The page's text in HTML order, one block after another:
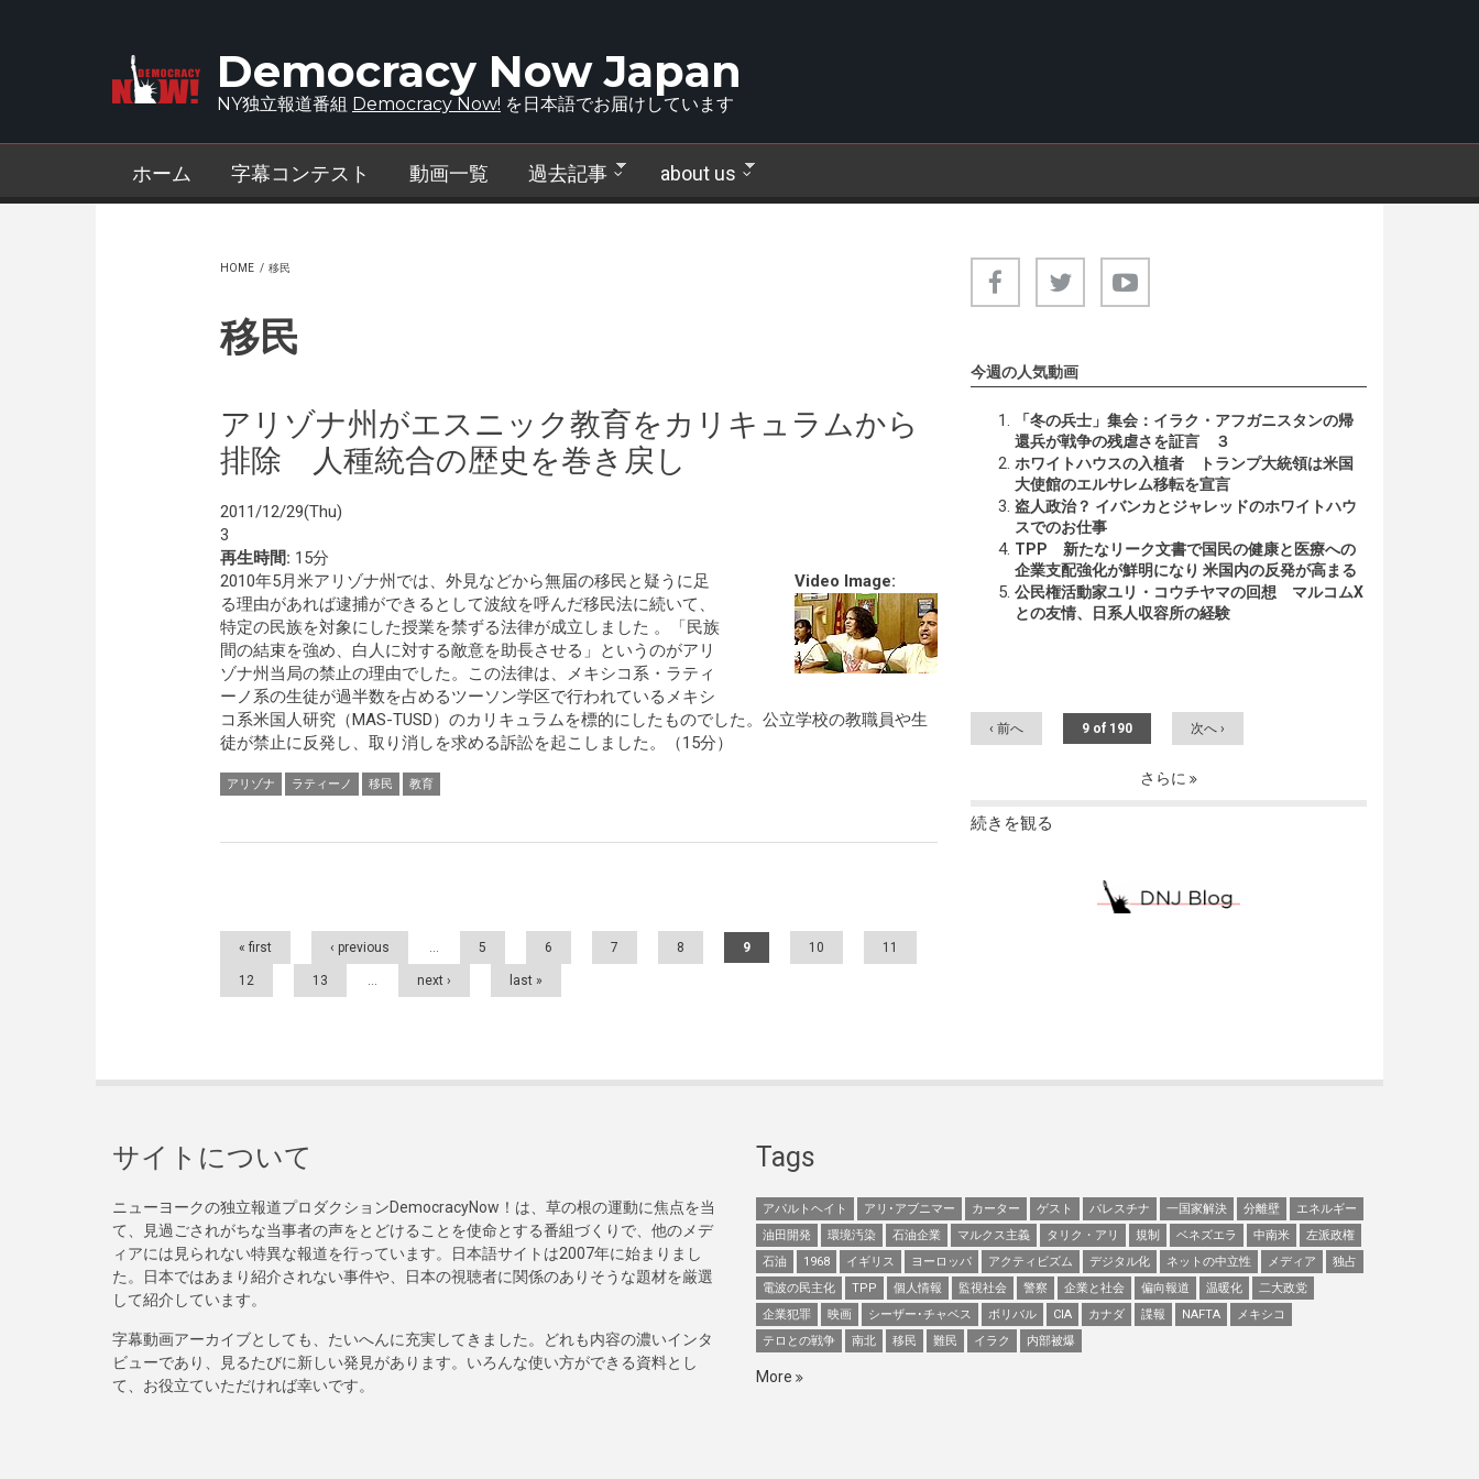
Democracy Now Japan
NY独立報道番組 Democracy Now! を日本語でお届けしています
ホーム 字幕コンテスト 動画一覧 過去記事 about us
HOME / 移民
移民
アリゾナ州がエスニック教育をカリキュラムから
排除 人種統合の歴史を巻き戻し
2011/12/29(Thu)
3
再生時間: 15分
Video Image:
2010年5月米アリゾナ州では、外見などから無届の移民と疑うに足
る理由があれば逮捕ができるとして波紋を呼んだ移民法に続いて、
特定の民族を対象にした授業を禁ずる法律が成立しました 。「民族
間の結束を強め、白人に対する敵意を助長させる」というのがアリ
ゾナ州当局の禁止の理由でした。この法律は、メキシコ系・ラティ
ーノ系の生徒が過半数を占めるツーソン学区で行われているメキシ
コ系米国人研究（MAS-TUSD）のカリキュラムを標的にしたものでした。公立学校の教職員や生
徒が禁止に反発し、取り消しを求める訴訟を起こしました。（15分）
アリゾナ ラティーノ 移民 教育
Pages
« first ‹ previous … 5 6 7 8 9 10 11
12 13 … next › last »
今週の人気動画
「冬の兵士」集会：イラク・アフガニスタンの帰
還兵が戦争の残虐さを証言 ３
ホワイトハウスの入植者 トランプ大統領は米国
大使館のエルサレム移転を宣言
盗人政治？ イバンカとジャレッドのホワイトハウ
スでのお仕事
TPP 新たなリーク文書で国民の健康と医療への
企業支配強化が鮮明になり 米国内の反発が高まる
公民権活動家ユリ・コウチヤマの回想 マルコムX
との友情、日系人収容所の経験
‹ 前へ 9 of 190 次へ ›
さらに
続きを観る
サイトについて
ニューヨークの独立報道プロダクションDemocracyNow！は、草の根の運動に焦点を当
て、見過ごされがちな当事者の声をとどけることを使命とする番組づくりで、他のメデ
ィアには見られない特異な報道を行っています。日本語サイトは2007年に始まりまし
た。日本ではあまり紹介されない事件や、日本の視聴者に関係のありそうな題材を厳選
して紹介しています。
字幕動画アーカイブとしても、たいへんに充実してきました。どれも内容の濃いインタ
ビューであり、見るたびに新しい発見があります。いろんな使い方ができる資料とし
て、お役立ていただければ幸いです。
Tags
アパルトヘイト アリ･アブニマー カーター ゲスト パレスチナ 一国家解決 分離壁
エネルギー
油田開発
環境汚染 石油企業 マルクス主義 タリク・アリ 規制 ベネズエラ 中南米
左派政権
石油
1968 イギリス ヨーロッパ アクティビズム デジタル化 ネットの中立性 メディア
独占
電波の民主化
TPP 個人情報 監視社会 警察 企業と社会 偏向報道 温暖化
二大政党
企業犯罪
映画 シーザー･チャベス ボリバル CIA カナダ 諜報 NAFTA
メキシコ
テロとの戦争
南北 移民 難民 イラク 内部被爆
More